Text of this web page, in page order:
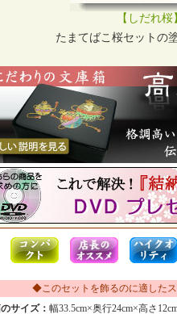
【しだれ桜
たまてばこ桜セットの
◆このセットを飾るのに適した
サイズ： 幅33.5cm×奥行24cm×高さ